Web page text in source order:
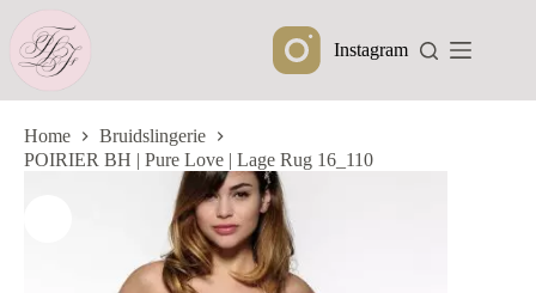
naar
inhoud
Instagram
Home
Bruidslingerie
POIRIER BH | Pure Love | Lage Rug 16_110